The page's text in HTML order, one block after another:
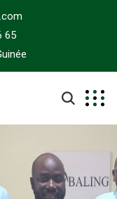
65